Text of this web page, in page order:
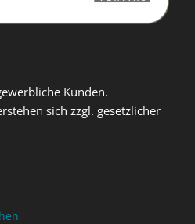
Kunden.
sich zzgl. gesetzlicher